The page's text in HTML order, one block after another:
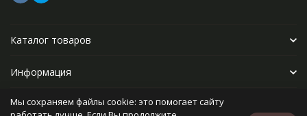
Каталог товаров
Информация
Прочее
Мы сохраняем файлы cookie: это помогает сайту